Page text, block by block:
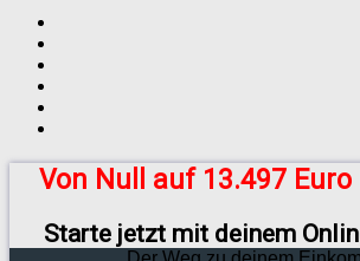
Von Null auf 13.497
Starte jetzt mit deinem